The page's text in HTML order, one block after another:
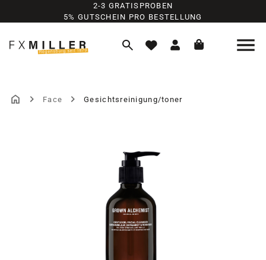
Zum Hauptinhalt springen
2-3 GRATISPROBEN
5% GUTSCHEIN PRO BESTELLUNG
Face Gesichtsreinigung/toner
Bildergalerie überspringen